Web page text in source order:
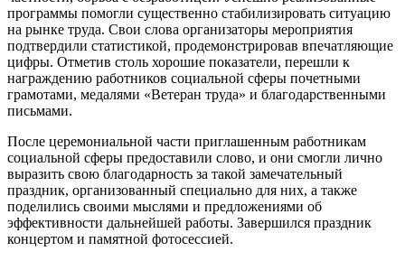
программы помогли существенно стабилизировать ситуацию
на рынке труда. Свои слова организаторы мероприятия
подтвердили статистикой, продемонстрировав впечатляющие
цифры. Отметив столь хорошие показатели, перешли к
награждению работников социальной сферы почетными
грамотами, медалями «Ветеран труда» и благодарственными
письмами.
После церемониальной части приглашенным работникам
социальной сферы предоставили слово, и они смогли лично
выразить свою благодарность за такой замечательный
праздник, организованный специально для них, а также
поделились своими мыслями и предложениями об
эффективности дальнейшей работы. Завершился праздник
концертом и памятной фотосессией.